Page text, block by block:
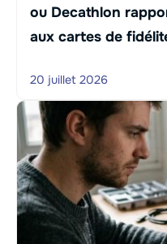
ou Decathlon
aux cartes de
20 juillet 2026